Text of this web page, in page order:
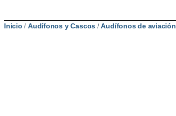
Inicio /Audífonos y Cascos /Audífonos de aviación